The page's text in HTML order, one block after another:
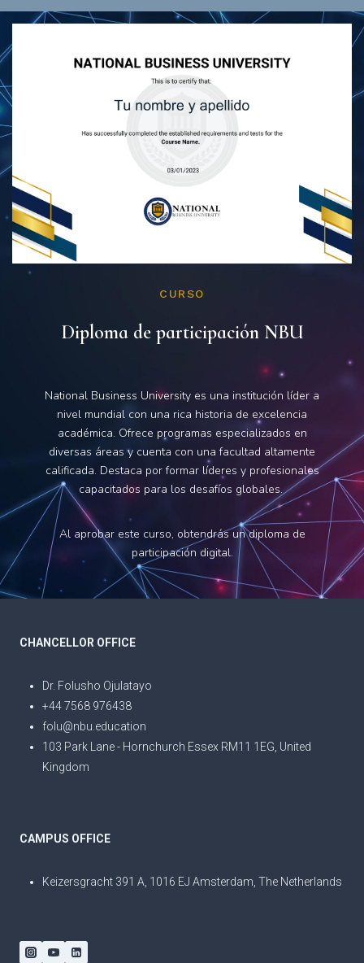
CURSO
Diploma de participación NBU
National Business University es una institución líder a
nivel mundial con una rica historia de excelencia
académica. Ofrece programas especializados en
diversas áreas y cuenta con una facultad altamente
calificada. Destaca por formar líderes y profesionales
capacitados para los desafíos globales.
Al aprobar este curso, obtendrás un diploma de
participación digital.
CHANCELLOR OFFICE
Dr. Folusho Ojulatayo
+44 7568 976438
folu@nbu.education
103 Park Lane - Hornchurch Essex RM11 1EG, United
Kingdom
CAMPUS OFFICE
Keizersgracht 391 A, 1016 EJ Amsterdam, The Netherlands